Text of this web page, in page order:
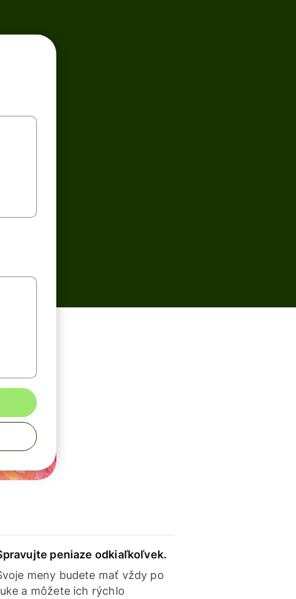
peniaze odkiaľkoľvek.
meny budete mať vždy po
a môžete ich rýchlo